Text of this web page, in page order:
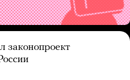
законопроект